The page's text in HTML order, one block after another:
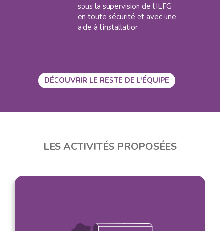
sous la supervision de l’ILFG
en toute sécurité et avec une
aide à l’installation
DÉCOUVRIR LE RESTE DE L'ÉQUIPE
LES ACTIVITÉS PROPOSÉES